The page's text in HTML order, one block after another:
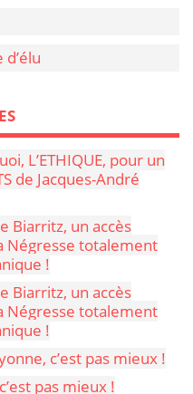
L’ETHIQUE, pour un
de Jacques-André
Biarritz, un accès
Négresse totalement
!
Biarritz, un accès
Négresse totalement
!
c’est pas mieux !
pas mieux !